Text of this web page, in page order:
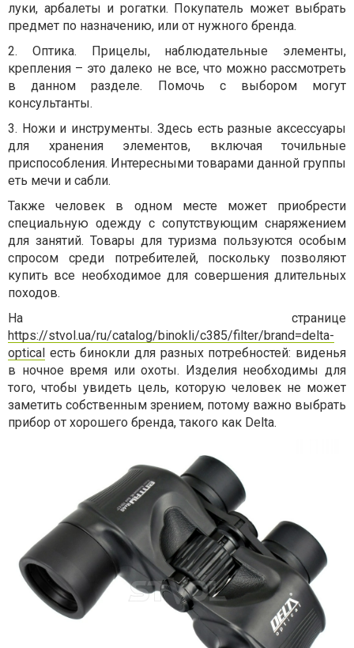
луки, арбалеты и рогатки. Покупатель может выбрать
предмет по назначению, или от нужного бренда.
2. Оптика. Прицелы, наблюдательные элементы,
крепления – это далеко не все, что можно рассмотреть
в данном разделе. Помочь с выбором могут
консультанты.
3. Ножи и инструменты. Здесь есть разные аксессуары
для хранения элементов, включая точильные
приспособления. Интересными товарами данной группы
еть мечи и сабли.
Также человек в одном месте может приобрести
специальную одежду с сопутствующим снаряжением
для занятий. Товары для туризма пользуются особым
спросом среди потребителей, поскольку позволяют
купить все необходимое для совершения длительных
походов.
На странице
https://stvol.ua/ru/catalog/binokli/c385/filter/brand=delta-
optical есть бинокли для разных потребностей: виденья
в ночное время или охоты. Изделия необходимы для
того, чтобы увидеть цель, которую человек не может
заметить собственным зрением, потому важно выбрать
прибор от хорошего бренда, такого как Delta.